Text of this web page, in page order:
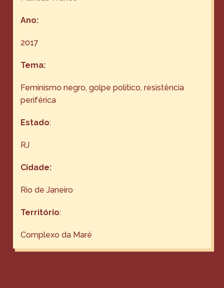
Ano:
2017
Tema:
Feminismo negro, golpe político, resistência
periférica
Estado:
RJ
Cidade:
Rio de Janeiro
Território:
Complexo da Maré